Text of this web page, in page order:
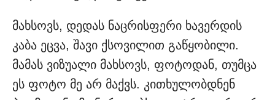
მახსოვს, დედას ნაცრისფერი ხავერდის
კაბა ეცვა, შავი ქსოვილით გაწყობილი.
მამას ვიზუალი მახსოვს, ფოტოდან, თუმცა
ეს ფოტო მე არ მაქვს. კითხულობდნენ